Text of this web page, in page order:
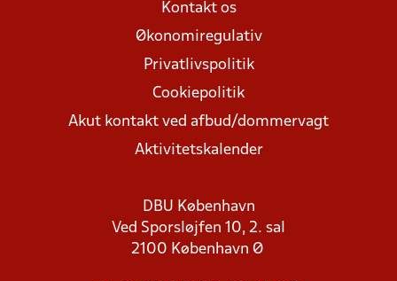
Kontakt os
Økonomiregulativ
Privatlivspolitik
Cookiepolitik
Akut kontakt ved afbud/dommervagt
Aktivitetskalender
DBU København
Ved Sporsløjfen 10, 2. sal
2100 København Ø